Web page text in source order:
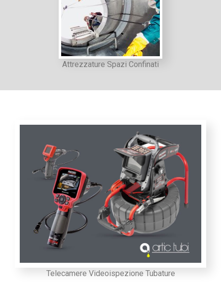
Attrezzature Spazi Confinati
Telecamere Videoispezione Tubature